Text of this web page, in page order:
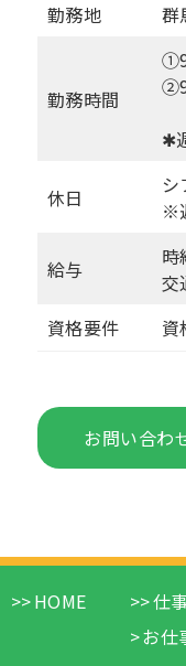
勤務地
群
勤務時間
✱
休日
※
給与
時
交
資格要件
資
お問い合わ
HOME
仕
お仕